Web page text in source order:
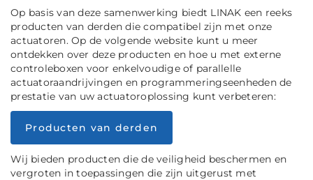
Op basis van deze samenwerking biedt LINAK een reeks
producten van derden die compatibel zijn met onze
actuatoren. Op de volgende website kunt u meer
ontdekken over deze producten en hoe u met externe
controleboxen voor enkelvoudige of parallelle
actuatoraandrijvingen en programmeringseenheden de
prestatie van uw actuatoroplossing kunt verbeteren:
Producten van derden
Wij bieden producten die de veiligheid beschermen en
vergroten in toepassingen die zijn uitgerust met